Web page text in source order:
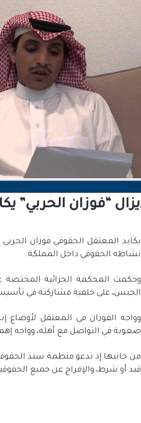
يكابد المعتقل الحقوقي فوزان
نشاطه الحقوقي داخل المملكة.
الحبس، على خلفية مشاركته في
وواجه الفوزان في المعتقل لأوضاع
صعوبة في التواصل مع أهله، وواجه
من جانبها إذ تدعو منظمة سند
قيد أو شرط، والإفراج عن جميع